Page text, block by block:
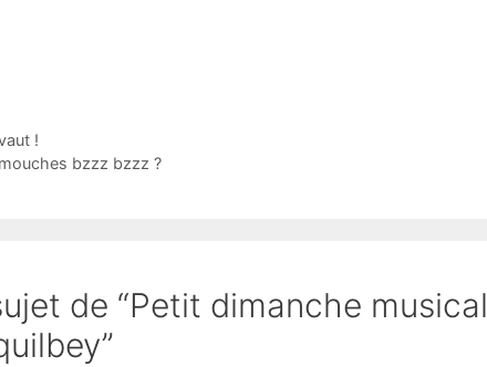
!
bzzz bzzz ?
de “Petit dimanche musical